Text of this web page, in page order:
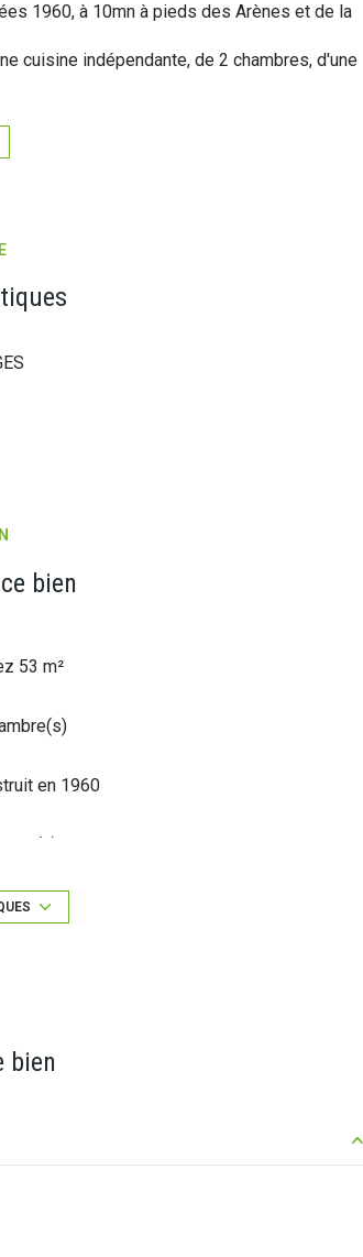
1960, à 10mn à pieds des Arènes et de la
cuisine indépendante, de 2 chambres, d'une
le chauffage et l'eau froide. L'eau est
bien entretenue.
bien
53 m²
en 1960
Notre Dame
bien